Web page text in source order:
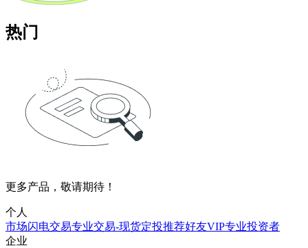
热门
更多产品，敬请期待！
个人
市场闪电交易专业交易-现货定投推荐好友VIP专业投资者
企业